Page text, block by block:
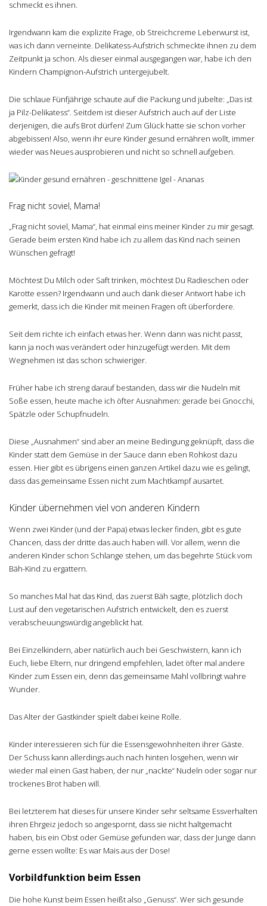
schmeckt es ihnen.
Irgendwann kam die explizite Frage, ob Streichcreme Leberwurst ist,
was ich dann verneinte. Delikatess-Aufstrich schmeckte ihnen zu dem
Zeitpunkt ja schon. Als dieser einmal ausgegangen war, habe ich den
Kindern Champignon-Aufstrich untergejubelt.
Die schlaue Fünfjährige schaute auf die Packung und jubelte: „Das ist
ja Pilz-Delikatess“. Seitdem ist dieser Aufstrich auch auf der Liste
derjenigen, die aufs Brot dürfen! Zum Glück hatte sie schon vorher
abgebissen! Also, wenn ihr eure Kinder gesund ernähren wollt, immer
wieder was Neues ausprobieren und nicht so schnell aufgeben.
Frag nicht soviel, Mama!
„Frag nicht soviel, Mama“, hat einmal eins meiner Kinder zu mir gesagt.
Gerade beim ersten Kind habe ich zu allem das Kind nach seinen
Wünschen gefragt!
Möchtest Du Milch oder Saft trinken, möchtest Du Radieschen oder
Karotte essen? Irgendwann und auch dank dieser Antwort habe ich
gemerkt, dass ich die Kinder mit meinen Fragen oft überfordere.
Seit dem richte ich einfach etwas her. Wenn dann was nicht passt,
kann ja noch was verändert oder hinzugefügt werden. Mit dem
Wegnehmen ist das schon schwieriger.
Früher habe ich streng darauf bestanden, dass wir die Nudeln mit
Soße essen, heute mache ich öfter Ausnahmen: gerade bei Gnocchi,
Spätzle oder Schupfnudeln.
Diese „Ausnahmen“ sind aber an meine Bedingung geknüpft, dass die
Kinder statt dem Gemüse in der Sauce dann eben Rohkost dazu
essen. Hier gibt es übrigens einen ganzen Artikel dazu wie es gelingt,
dass das gemeinsame Essen nicht zum Machtkampf ausartet.
Kinder übernehmen viel von anderen Kindern
Wenn zwei Kinder (und der Papa) etwas lecker finden, gibt es gute
Chancen, dass der dritte das auch haben will. Vor allem, wenn die
anderen Kinder schon Schlange stehen, um das begehrte Stück vom
Bäh-Kind zu ergattern.
So manches Mal hat das Kind, das zuerst Bäh sagte, plötzlich doch
Lust auf den vegetarischen Aufstrich entwickelt, den es zuerst
verabscheuungswürdig angeblickt hat.
Bei Einzelkindern, aber natürlich auch bei Geschwistern, kann ich
Euch, liebe Eltern, nur dringend empfehlen, ladet öfter mal andere
Kinder zum Essen ein, denn das gemeinsame Mahl vollbringt wahre
Wunder.
Das Alter der Gastkinder spielt dabei keine Rolle.
Kinder interessieren sich für die Essensgewohnheiten ihrer Gäste.
Der Schuss kann allerdings auch nach hinten losgehen, wenn wir
wieder mal einen Gast haben, der nur „nackte“ Nudeln oder sogar nur
trockenes Brot haben will.
Bei letzterem hat dieses für unsere Kinder sehr seltsame Essverhalten
ihren Ehrgeiz jedoch so angespornt, dass sie nicht haltgemacht
haben, bis ein Obst oder Gemüse gefunden war, dass der Junge dann
gerne essen wollte: Es war Mais aus der Dose!
Vorbildfunktion beim Essen
Die hohe Kunst beim Essen heißt also „Genuss“. Wer sich gesunde